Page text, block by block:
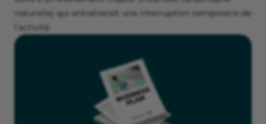
naturelle) qui entraînerait une interruption temporaire de
l’activité.